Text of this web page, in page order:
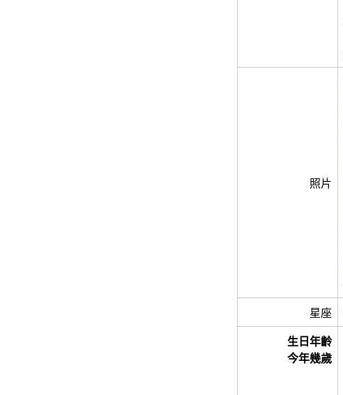
照片
星座
生日年齡
今年幾歲